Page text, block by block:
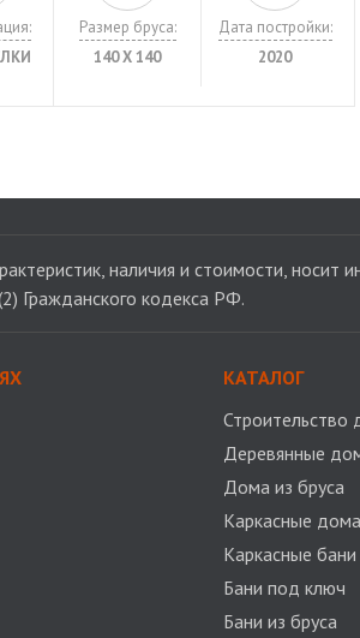
Размер бруса:
140 Х 140
Дата постройки:
2020
наличия и стоимости, носит
Гражданского кодекса РФ.
КАТАЛОГ
Деревянные
Дома из бруса
Каркасные дома
Каркасные бани
Бани под ключ
Бани из бруса